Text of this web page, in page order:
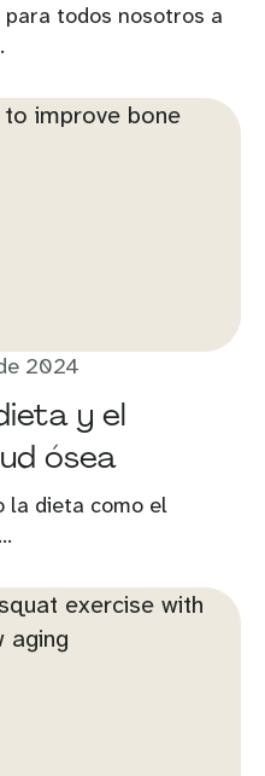
todos nosotros a
2024
y el
ósea
la dieta como el